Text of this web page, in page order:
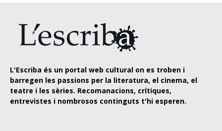
L'Escriba és un portal web cultural on es troben i
barregen les passions per la literatura, el cinema, el
teatre i les sèries. Recomanacions, crítiques,
entrevistes i nombrosos continguts t'hi esperen.